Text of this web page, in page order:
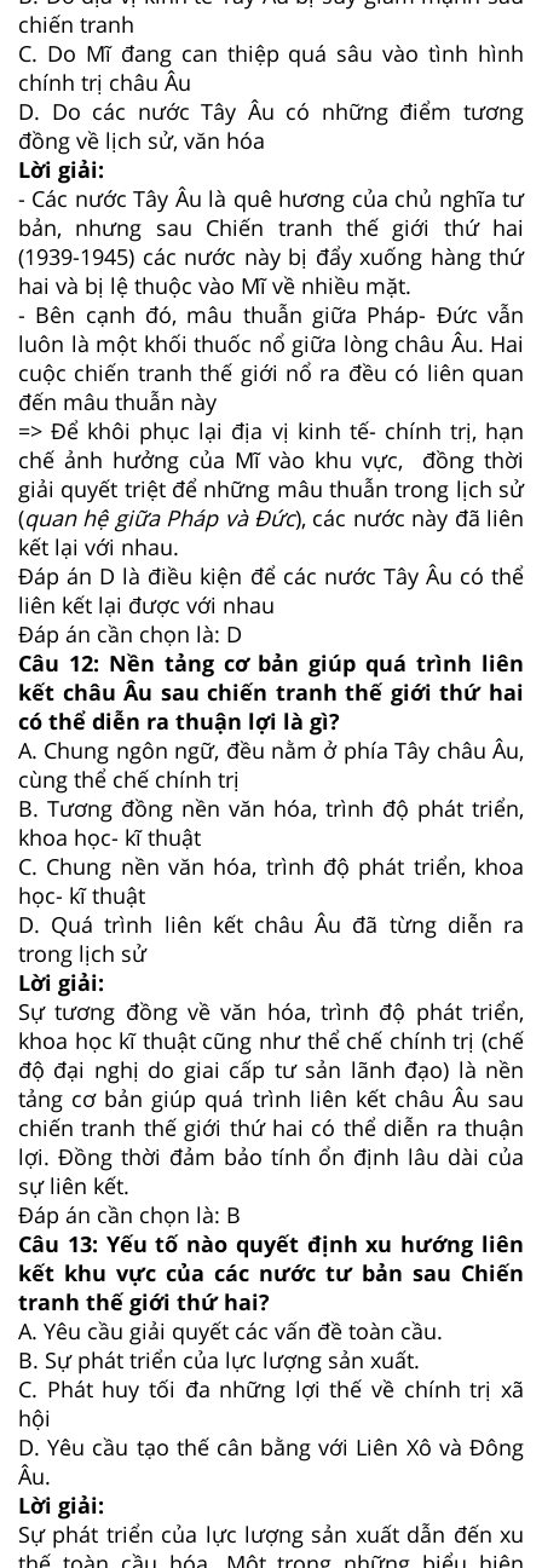
chiến tranh
C. Do Mĩ đang can thiệp quá sâu vào tình hình
chính trị châu Âu
D. Do các nước Tây Âu có những điểm tương
đồng về lịch sử, văn hóa
Lời giải:
- Các nước Tây Âu là quê hương của chủ nghĩa tư
bản, nhưng sau Chiến tranh thế giới thứ hai
(1939-1945) các nước này bị đẩy xuống hàng thứ
hai và bị lệ thuộc vào Mĩ về nhiều mặt.
- Bên cạnh đó, mâu thuẫn giữa Pháp- Đức vẫn
luôn là một khối thuốc nổ giữa lòng châu Âu. Hai
cuộc chiến tranh thế giới nổ ra đều có liên quan
đến mâu thuẫn này
=> Để khôi phục lại địa vị kinh tế- chính trị, hạn
chế ảnh hưởng của Mĩ vào khu vực, đồng thời
giải quyết triệt để những mâu thuẫn trong lịch sử
(quan hệ giữa Pháp và Đức), các nước này đã liên
kết lại với nhau.
Đáp án D là điều kiện để các nước Tây Âu có thể
liên kết lại được với nhau
Đáp án cần chọn là: D
Câu 12: Nền tảng cơ bản giúp quá trình liên
kết châu Âu sau chiến tranh thế giới thứ hai
có thể diễn ra thuận lợi là gì?
A. Chung ngôn ngữ, đều nằm ở phía Tây châu Âu,
cùng thể chế chính trị
B. Tương đồng nền văn hóa, trình độ phát triển,
khoa học- kĩ thuật
C. Chung nền văn hóa, trình độ phát triển, khoa
học- kĩ thuật
D. Quá trình liên kết châu Âu đã từng diễn ra
trong lịch sử
Lời giải:
Sự tương đồng về văn hóa, trình độ phát triển,
khoa học kĩ thuật cũng như thể chế chính trị (chế
độ đại nghị do giai cấp tư sản lãnh đạo) là nền
tảng cơ bản giúp quá trình liên kết châu Âu sau
chiến tranh thế giới thứ hai có thể diễn ra thuận
lợi. Đồng thời đảm bảo tính ổn định lâu dài của
sự liên kết.
Đáp án cần chọn là: B
Câu 13: Yếu tố nào quyết định xu hướng liên
kết khu vực của các nước tư bản sau Chiến
tranh thế giới thứ hai?
A. Yêu cầu giải quyết các vấn đề toàn cầu.
B. Sự phát triển của lực lượng sản xuất.
C. Phát huy tối đa những lợi thế về chính trị xã
hội
D.Yêu cầu tạo thế cân bằng với Liên Xô và Đông
Âu.
Lời giải:
Sự phát triển của lực lượng sản xuất dẫn đến xu